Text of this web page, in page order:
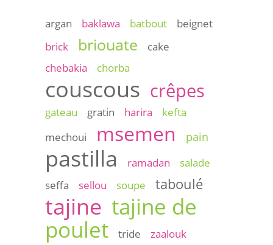
argan baklawa batbout
beignet
brick
briouate
cake
chebakia
chorba
couscous crêpes
gateau gratin harira
kefta
mechoui
msemen pain
pastilla ramadan
salade
seffa
sellou soupe taboulé
tajine tajine de
poulet
tride
zaalouk